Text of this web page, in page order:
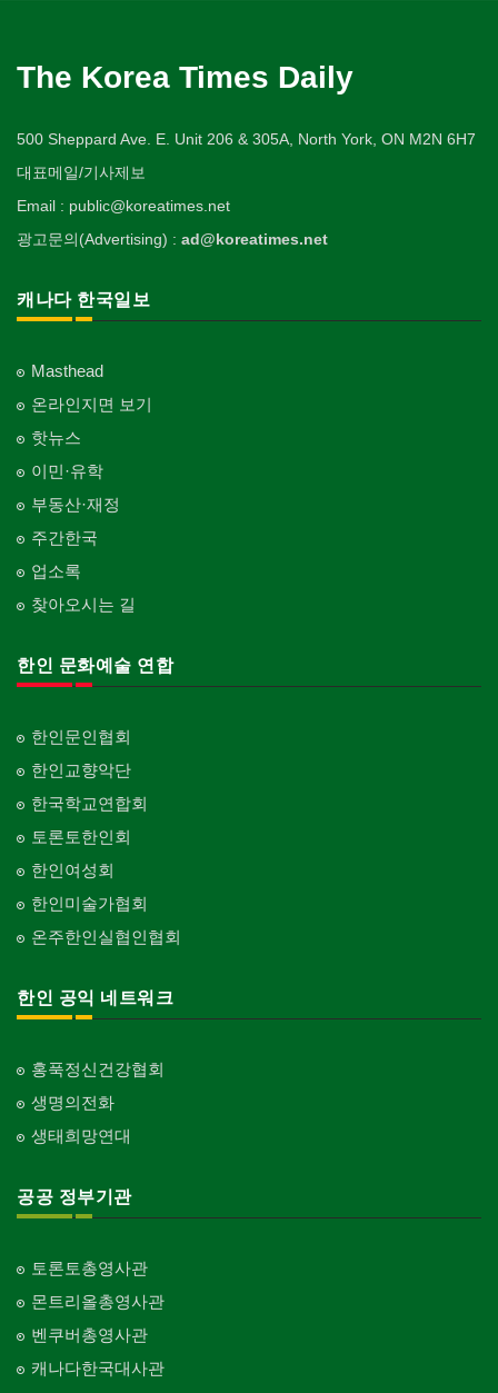
Veterinarian
Ophthalmologist
의사-외과
Surgeon
의사-치과
의사-가정의
의사-기타
의사-정신과
양복점
Tailor
Fashion/Boutique
Blanket
웨딩서비스
자수
보석감정사
인쇄
장의사
직업소개 에이전트
Cleaning
카펫 청소
Carpet Cleaning
판촉물
gifts for events
프랜차이즈
Franchise
Piano Tuning/Sale
현금인출기
ATM
Art Gallery/Framing
행사/이벤트
Event
인벤토리
인터넷/소프트웨어 개발
스테이징 홈
전기공사/수리
Electric Work
정원공사/조경
Roofing
Curtain/Carpet
Wall Paper/Paint
가라지/그라지/차고
Garage Door
건축 엔지니어
Engineering
Architectural Designer
자동차-판매/리스
자동차-견인
Towing
자동차-청소
Auto Cleaning
운동구/스포츠용품
취미/레저
Hobby/Leisure
태권도/무술
Taekwondo/Martial Arts
Spring Water/Water Purifier
Nursing Home
Sauna
Skin Care
화장품
Cosmetics
피트니스/헬스
Fitness
산후조리서비스
Korean Businessmen's Association
Buddhist Temple
한국일보 본사 및 지국
한국정부기관
Korean Governmental Organization
한인회
Korean Cultural Association
Newspaper/TV/Radio
한국기업 현지법인/지사
Korean Enterprises In Canada
동창회-대학교
Alumni University
동창회-중·고등학교
Alumni Middle·High School
단체-협회
단체-스포츠
Organization-Sports
단체-음악/미술
Organization-Music/Art
Organization-Buddhist
Organization-Christianity
교회-장로교회
Church-Presbyterian
Church-United
Church-7th Day Adventist
교회-씨 앤 엠에이
Church-C & MA
Church-Full Gospel
Church-Evangelical
Church-Mission
Shoe Repair
ETC
아파트
The Korea Times Daily
500 Sheppard Ave. E. Unit 206 & 305A, North York, ON M2N 6H7
대표메일/기사제보
Email : public@koreatimes.net
광고문의(Advertising) : ad@koreatimes.net
캐나다 한국일보
Masthead
온라인지면 보기
핫뉴스
이민·유학
부동산·재정
주간한국
업소록
찾아오시는 길
한인 문화예술 연합
한인문인협회
한인교향악단
한국학교연합회
토론토한인회
한인여성회
한인미술가협회
온주한인실협인협회
한인 공익 네트워크
홍푹정신건강협회
생명의전화
생태희망연대
공공 정부기관
토론토총영사관
몬트리올총영사관
벤쿠버총영사관
캐나다한국대사관